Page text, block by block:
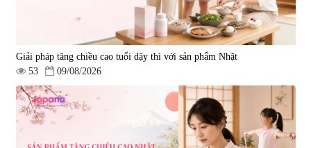
Giải pháp tăng chiều cao tuổi dậy thì với sản phẩm Nhật
53
09/08/2026